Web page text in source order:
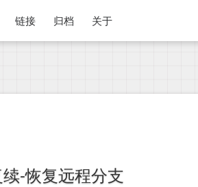
链接 归档 关于
-恢复远程分支